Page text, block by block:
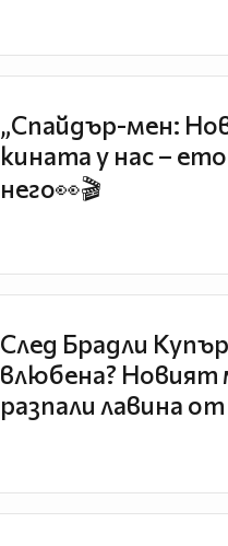
„Спайдър-мен:
кината у нас –
него👀🎬
След Брадли
влюбена? Новият
разпали лавина